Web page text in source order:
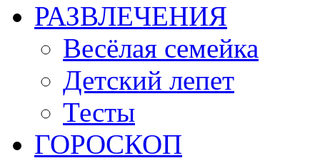
РАЗВЛЕЧЕНИЯ
Весёлая семейка
Детский лепет
Тесты
ГОРОСКОП